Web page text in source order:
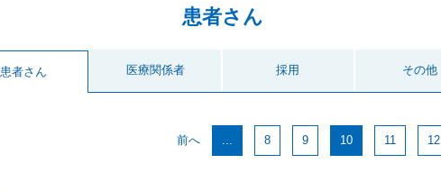
患者さん
患者さん 医療関係者 採用 その他
前へ 8 9 10 11 12